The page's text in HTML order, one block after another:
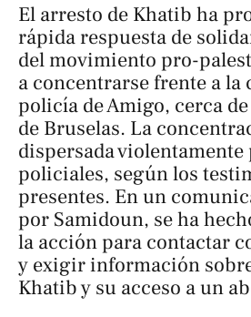
El arresto de Khatib ha
rápida respuesta de
del movimiento pro-
a concentrarse frente a la
policía de Amigo, cerca
de Bruselas. La
dispersada violentamente
policiales, según los
presentes. En un
por Samidoun, se ha
la acción para contactar
y exigir información
Khatib y su acceso a un